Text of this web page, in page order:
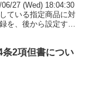
27 (Wed) 18:04:30
ている指定商品に対
を、後から設定する
2項但書につい